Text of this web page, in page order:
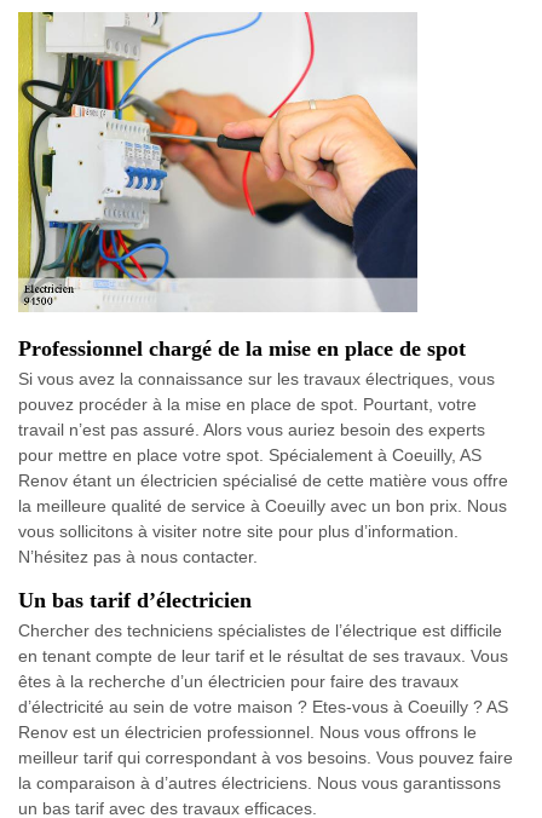
Professionnel chargé de la mise en place de spot
Si vous avez la connaissance sur les travaux électriques, vous
pouvez procéder à la mise en place de spot. Pourtant, votre
travail n’est pas assuré. Alors vous auriez besoin des experts
pour mettre en place votre spot. Spécialement à Coeuilly, AS
Renov étant un électricien spécialisé de cette matière vous offre
la meilleure qualité de service à Coeuilly avec un bon prix. Nous
vous sollicitons à visiter notre site pour plus d’information.
N’hésitez pas à nous contacter.
Un bas tarif d’électricien
Chercher des techniciens spécialistes de l’électrique est difficile
en tenant compte de leur tarif et le résultat de ses travaux. Vous
êtes à la recherche d’un électricien pour faire des travaux
d’électricité au sein de votre maison ? Etes-vous à Coeuilly ? AS
Renov est un électricien professionnel. Nous vous offrons le
meilleur tarif qui correspondant à vos besoins. Vous pouvez faire
la comparaison à d’autres électriciens. Nous vous garantissons
un bas tarif avec des travaux efficaces.